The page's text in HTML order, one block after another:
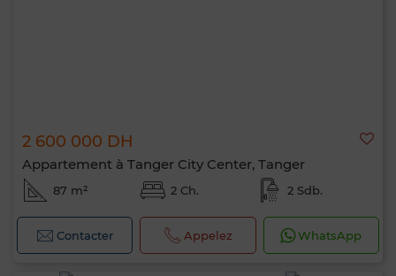
2 600 000 DH
Appartement à Tanger City Center, Tanger
87 m² 2 Ch. 2 Sdb.
Contacter Appelez WhatsApp